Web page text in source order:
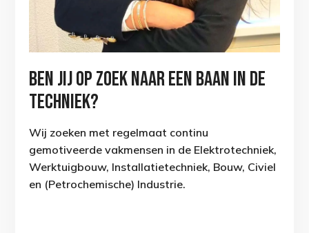
Ben jij op zoek naar een baan in de
techniek?
Wij zoeken met regelmaat continu
gemotiveerde vakmensen in de Elektrotechniek,
Werktuigbouw, Installatietechniek, Bouw, Civiel
en (Petrochemische) Industrie.